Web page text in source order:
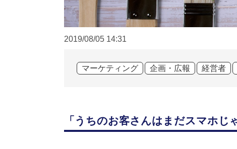
2019/08/05 14:31
マーケティング 企画・広報 経営者
「うちのお客さんはまだスマホじ